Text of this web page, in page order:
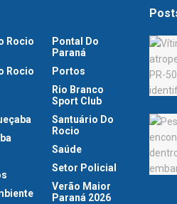
Rocio
Rocio
Pontal Do
Paraná
Portos
Rio Branco
Sport Club
Santuário Do
Rocio
Saúde
Setor Policial
Verão Maior
Paraná 2026